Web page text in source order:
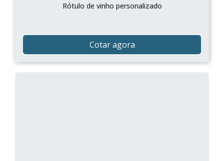
Rótulo de vinho personalizado
Cotar agora